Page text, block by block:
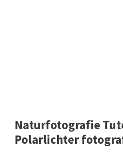
Naturfotografie
Polarlichter